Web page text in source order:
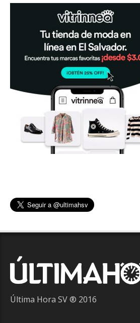
Última Hora SV ® 2016